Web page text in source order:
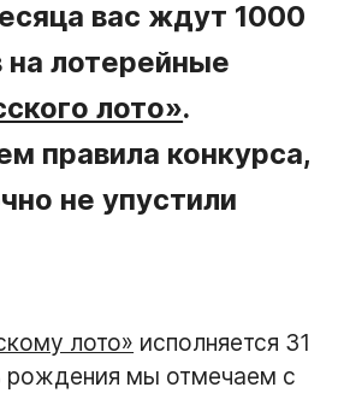
вас ждут 1000
лотерейные
лото».
правила конкурса,
не упустили
лото» исполняется 31
рождения мы отмечаем с